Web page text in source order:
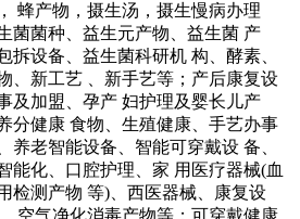
蜂产物，摄生汤，摄生慢病办理
菌菌种、益生元产物、益生菌 产
拆设备、益生菌科研机 构、酵素、
、新工艺 、新手艺等；产后康复设
及加盟、孕产 妇护理及婴长儿产
分健康 食物、生殖健康、手艺办事
养老智能设备、智能可穿戴设 备、
能化、口腔护理、家 用医疗器械(血
检测产物 等)、西医器械、康复设